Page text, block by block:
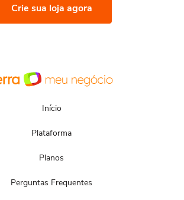
Crie sua loja agora
Início
Plataforma
Planos
Perguntas Frequentes